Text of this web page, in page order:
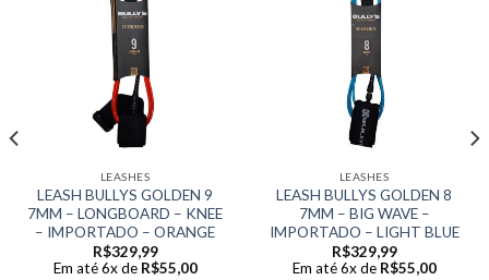
LEASHES
LEASH BULLYS GOLDEN 9
7MM – LONGBOARD – KNEE
– IMPORTADO – ORANGE
R$329,99
Em até 6x de R$55,00
LEASHES
LEASH BULLYS GOLDEN 8
7MM – BIG WAVE –
IMPORTADO – LIGHT BLUE
R$329,99
Em até 6x de R$55,00